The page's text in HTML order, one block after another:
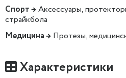
Спорт →Аксессуары,
страйкбола
Медицина → Протезы,
Характеристики